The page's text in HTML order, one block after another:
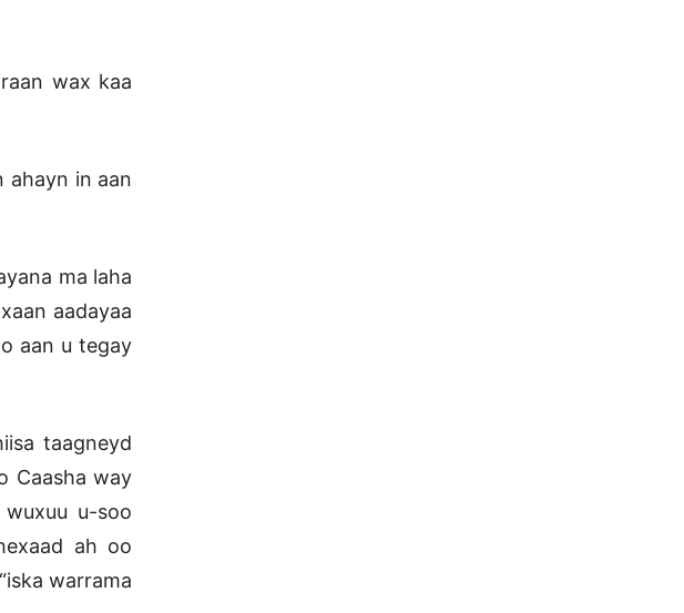
wax kaa
ahayn in aan
ma laha
aadayaa
aan u tegay
taagneyd
Caasha way
u-soo
ah oo
warrama